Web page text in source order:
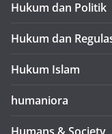
Hukum dan Politik
Hukum dan
Hukum Islam
humaniora